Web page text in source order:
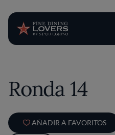
Ronda 14
AÑADIR A FAVORITOS